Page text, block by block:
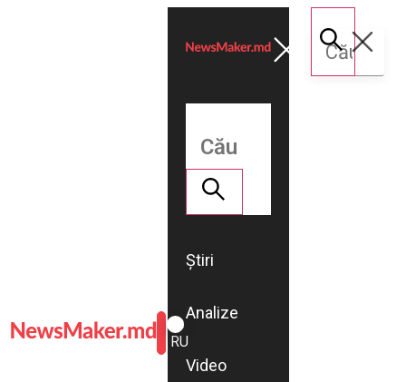
ROMÂNĂ
RU
Știri
Analize
Video